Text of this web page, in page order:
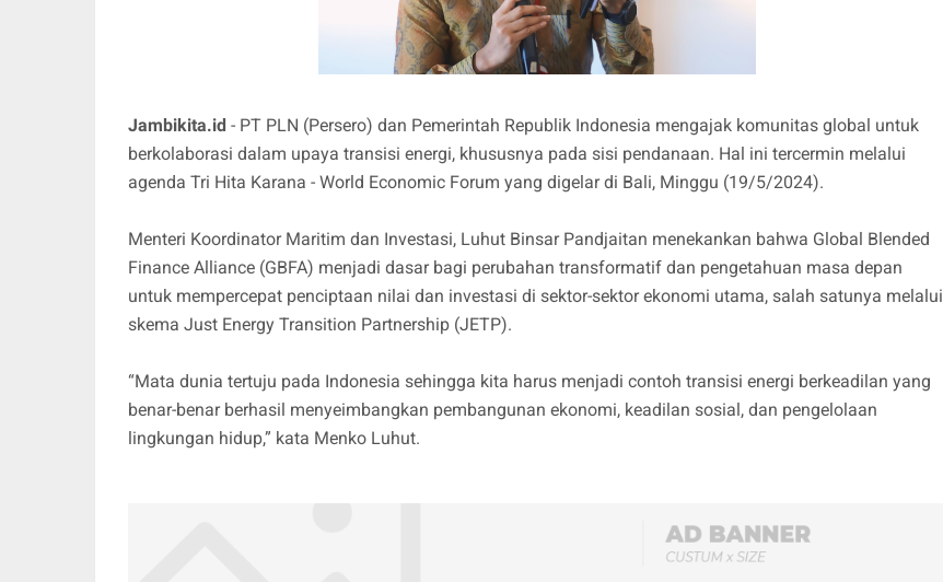
Jambikita.id - PT PLN (Persero) dan Pemerintah Republik Indonesia mengajak komunitas global untuk
berkolaborasi dalam upaya transisi energi, khususnya pada sisi pendanaan. Hal ini tercermin melalui
agenda Tri Hita Karana - World Economic Forum yang digelar di Bali, Minggu (19/5/2024).
Menteri Koordinator Maritim dan Investasi, Luhut Binsar Pandjaitan menekankan bahwa Global Blended
Finance Alliance (GBFA) menjadi dasar bagi perubahan transformatif dan pengetahuan masa depan
untuk mempercepat penciptaan nilai dan investasi di sektor-sektor ekonomi utama, salah satunya melalui
skema Just Energy Transition Partnership (JETP).
“Mata dunia tertuju pada Indonesia sehingga kita harus menjadi contoh transisi energi berkeadilan yang
benar-benar berhasil menyeimbangkan pembangunan ekonomi, keadilan sosial, dan pengelolaan
lingkungan hidup,” kata Menko Luhut.